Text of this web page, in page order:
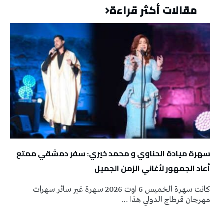
مقالات أكثر قراءة
سهرة ميادة الحناوي و محمد خيري: سفر دمشقي ممتع
أعاد الجمهور لأغاني الزمن الجميل
كانت سهرة الخميس 6 اوت 2026 سهرة غير سائر سهرات
مهرجان قرطاج الدولي هذا …